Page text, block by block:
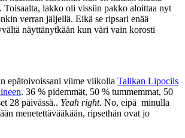
Toisaalta, lakko oli vissiin pakko aloittaa nyt
verran jäljellä. Eikä se ripsari enää
näyttänytkään kun väri vain korosti
epätoivoissani viime viikolla Talikan Lipocils
. 36 % pidemmät, 50 % tummemmat, 50
28 päivässä.. Yeah right. No, eipä minulla
menetettävääkään, ripsethän ovat jo